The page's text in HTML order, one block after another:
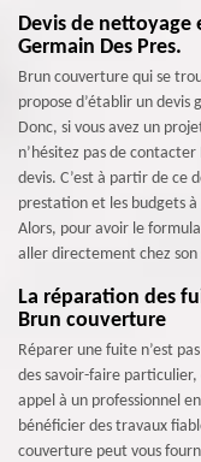
Devis de nettoyage
Germain Des Pres.
Brun couverture qui se
propose d’établir un
Donc, si vous avez un
n’hésitez pas de
devis. C’est à partir de ce
prestation et les budgets
Alors, pour avoir le
aller directement chez son
La réparation des
Brun couverture
Réparer une fuite n’est
des savoir-faire particulier,
appel à un professionnel
bénéficier des travaux
couverture peut vous